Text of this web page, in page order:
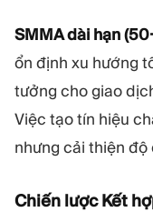
SMMA dài hạn
ổn định xu hướng
tưởng cho giao
Việc tạo tín hiệu
nhưng cải thiện độ
Chiến lược Kết